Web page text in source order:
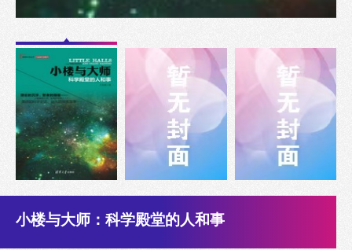
小楼与大师：科学殿堂的人和事